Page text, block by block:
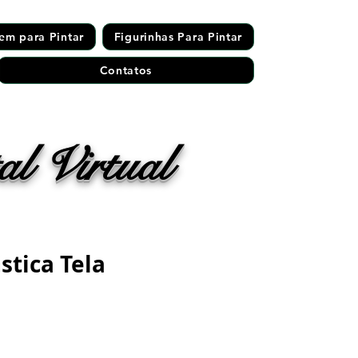
para Pintar Figurinhas Para Pintar
Contatos
Virtual
Tela